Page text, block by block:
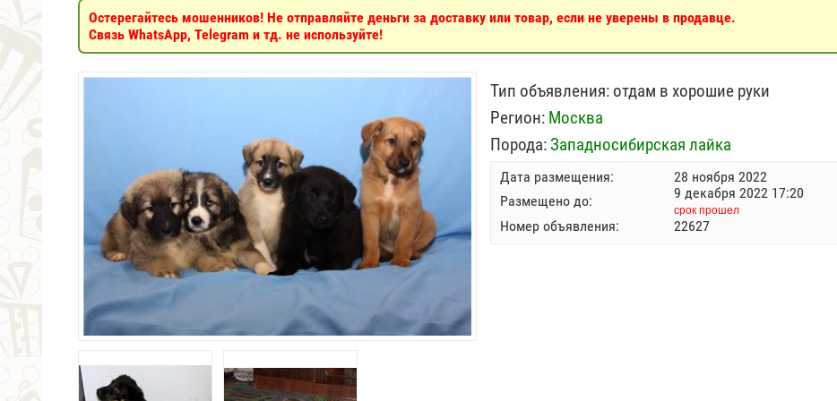
Остерегайтесь мошенников! Не отправляйте деньги за доставку или товар, если не уверены в продавце.
Связь WhatsApp, Telegram и тд. не используйте!
Тип объявления:отдам в хорошие руки
Регион: Москва
Порода:Западносибирская лайка
Дата размещения:
28 ноября 2022
Размещено до:
9 декабря 2022 17:20
срок прошел
Номер объявления: 22627